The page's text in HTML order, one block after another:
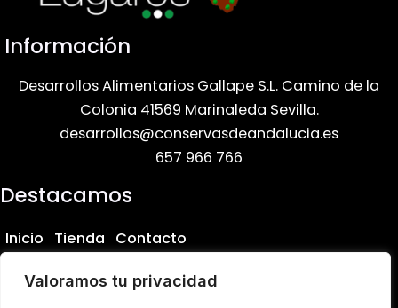
Valoramos tu privacidad
Información
Desarrollos Alimentarios Gallape S.L. Camino de la
Colonia 41569 Marinaleda Sevilla.
desarrollos@conservasdeandalucia.es
657 966 766
Destacamos
Inicio Tienda Contacto
Avisos